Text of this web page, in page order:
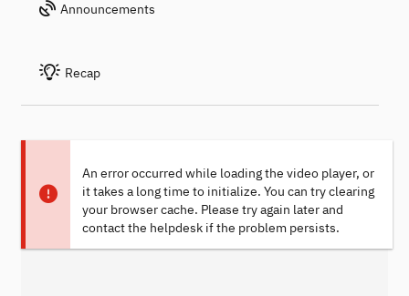
Announcements
Recap
An error occurred while loading the video player, or
it takes a long time to initialize. You can try clearing
your browser cache. Please try again later and
contact the helpdesk if the problem persists.